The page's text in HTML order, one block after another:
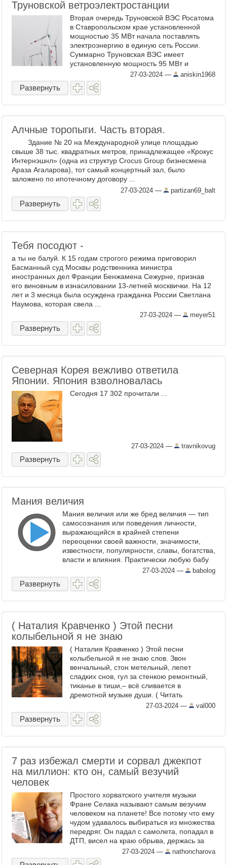
Труновской ветроэлектростанции
Вторая очередь Труновской ВЭС Росатома
в Ставропольском крае установленной
мощностью 35 МВт начала поставлять
электроэнергию в единую сеть России.
Суммарно Труновская ВЭС имеет
установленную мощность 95 МВт и
состоит из 38 ветроэнергетических
установок. ...
27-03-2024 — aniskin1968
Развернуть
Алчные торопыги. Часть вторая.
Здание № 20 на Международной улице площадью
свыше 38 тыс. квадратных метров, принадлежащее «Крокус
Интернэшнл» (одна из структур Crocus Group бизнесмена
Араза Агаларова), тот самый концертный зал, было
заложено по ипотечному договору ...
27-03-2024 — partizan69_balt
Развернуть
Тебя посодют -
а ты не балуй. К 15 годам строгого режима приговорил
Басманный суд Москвы родственника министра
иностранных дел Франции Бенжамена Сежурне, признав
его виновным в изнасиловании 13-летней москвички. На 12
лет и 3 месяца была осуждена гражданка России Светлана
Наумова, которая свела ...
27-03-2024 — meyer51
Развернуть
Северная Корея вежливо ответила
Японии. Япония взволновалась
Сегодня 17 302 прочитали ...
27-03-2024 — travnikovug
Развернуть
Мания величия
Мания величия или же бред величия — тип
самосознания или поведения личности,
выражающийся в крайней степени
переоценки своей важности, значимости,
известности, популярности, славы, богатства,
власти и влияния. Практически любую бабу
можно тащить к психиатру и начинать лечить
от ...
27-03-2024 — babolog
Развернуть
( Наталия Кравченко ) Этой песни
колыбельной я не знаю
( Наталия Кравченко ) Этой песни
колыбельной я не знаю слов. Звон
венчальный, стон метельный, лепет
сладких снов, гул за стенкою ремонтный,
тиканье в тиши,– всё сливается в
дремотной музыке души. ( Читать
27-03-2024 — val000
Развернуть
7 раз избежал смерти и сорвал джекпот
на миллион: кто он, самый везучий
человек
Простого хорватского учителя музыки
Фране Селака называют самым везучим
человеком на планете! Все потому что ему
чудом удавалось выбираться из множества
передряг. Он падал с самолета, попадал в
ДТП, висел на краю обрыва, держась за
одно дерева, едва не тонул в ледяной
реке… и это еще не ...
27-03-2024 — nathoncharova